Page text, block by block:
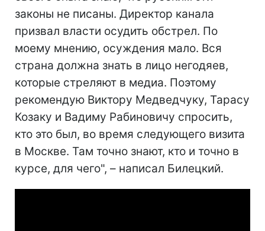
законы не писаны. Директор канала
призвал власти осудить обстрел. По
моему мнению, осуждения мало. Вся
страна должна знать в лицо негодяев,
которые стреляют в медиа. Поэтому
рекомендую Виктору Медведчуку, Тарасу
Козаку и Вадиму Рабиновичу спросить,
кто это был, во время следующего визита
в Москве. Там точно знают, кто и точно в
курсе, для чего", – написал Билецкий.